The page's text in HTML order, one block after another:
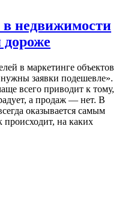
недвижимости
дороже
в маркетинге объектов
заявки подешевле».
всего приводит к тому,
а продаж — нет. В
оказывается самым
на каких